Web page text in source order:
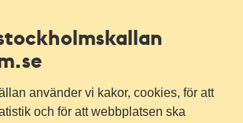
använder vi kakor, cookies, för att
och för att webbplatsen ska